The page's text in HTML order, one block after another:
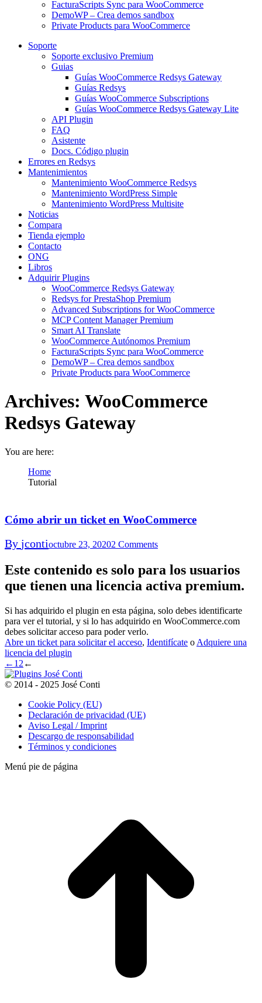
FacturaScripts Sync para WooCommerce
DemoWP – Crea demos sandbox
Private Products para WooCommerce
Soporte
Soporte exclusivo Premium
Guias
Guías WooCommerce Redsys Gateway
Guías Redsys
Guías WooCommerce Subscriptions
Guías WooCommerce Redsys Gateway Lite
API Plugin
FAQ
Asistente
Docs. Código plugin
Errores en Redsys
Mantenimientos
Mantenimiento WooCommerce Redsys
Mantenimiento WordPress Simple
Mantenimiento WordPress Multisite
Noticias
Compara
Tienda ejemplo
Contacto
ONG
Libros
Adquirir Plugins
WooCommerce Redsys Gateway
Redsys for PrestaShop Premium
Advanced Subscriptions for WooCommerce
MCP Content Manager Premium
Smart AI Translate
WooCommerce Autónomos Premium
FacturaScripts Sync para WooCommerce
DemoWP – Crea demos sandbox
Private Products para WooCommerce
Archives: WooCommerce
Redsys Gateway
You are here:
Home
Tutorial
Cómo abrir un ticket en WooCommerce
By jcontioctubre 23, 20202 Comments
Este contenido es solo para los usuarios
que tienen una licencia activa premium.
Si has adquirido el plugin en esta página, solo debes identificarte
para ver el tutorial, y si lo has adquirido en WooCommerce.com
debes solicitar acceso para poder verlo.
Abre un ticket para solicitar el acceso, Identifícate o Adquiere una
licencia del plugin
← 1 2 ←
© 2014 - 2025 José Conti
Cookie Policy (EU)
Declaración de privacidad (UE)
Aviso Legal / Imprint
Descargo de responsabilidad
Términos y condiciones
Menú pie de página